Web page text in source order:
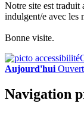
Notre site est traduit
indulgent/e avec les
Bonne visite.
Aujourd'hui
Navigation